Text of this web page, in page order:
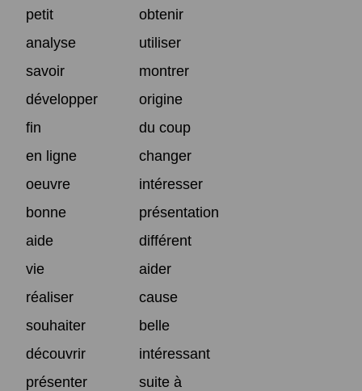
petit
obtenir
analyse
utiliser
savoir
montrer
développer
origine
fin
du coup
en ligne
changer
oeuvre
intéresser
bonne
présentation
aide
différent
vie
aider
réaliser
cause
souhaiter
belle
découvrir
intéressant
présenter
suite à